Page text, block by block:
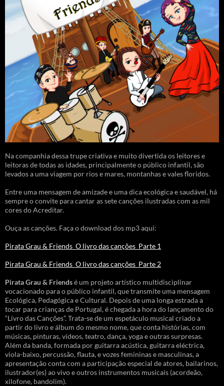
Na companhia dessa trupe criativa e muito divertida os leitores e
leitoras de todas as idades, principalmente o público infantil, são
levados a uma viagem por rios e mares, montanhas e vales floridos.
Entre uma mensagem de amizade e uma dica ecológica e saudável, há
sempre o convite para cantar as sete canções ilustradas com as mil
cores do Acreditar.
Ouça as canções. Faça o download dos mp3 aqui:
Pirata Grau & Friends_O livro das canções_Parte 1
Pirata Grau & Friends_O livro das canções_Parte 2
Pirata Grau & Friendsé um projeto artístico multidisciplinar
vocacionado para o público infantil, que transmite uma mensagem
Ecológica, Pedagógica e Cultural. Depois de uma longa estrada a
tocar para crianças de Portugal, é chegada a hora do lançamento do
“Livro das Canções”. Trata-se de um espetáculo musical criado a
partir do livro e álbum do mesmo nome, que conta histórias, com
músicas, pinturas, vídeos, teatro, dança, yoga e outras surpresas.
Além da banda, formada por guitarra acústica, guitarra eléctrica,
viola-baixo, percussão, flauta, e vozes femininas e masculinas, a
apresentação conta com a participação especial de atores, bailarinos,
ilustrador(es) ao vivo e outros instrumentos musicais (acordeão,
xilofone, bandolim).